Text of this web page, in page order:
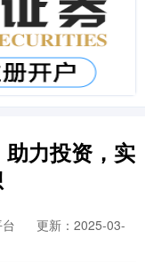
力投资，实
更新：2025-03-